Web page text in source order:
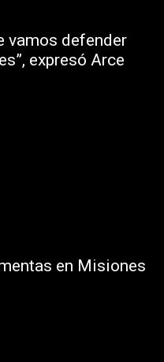
vamos defender
expresó Arce
en Misiones